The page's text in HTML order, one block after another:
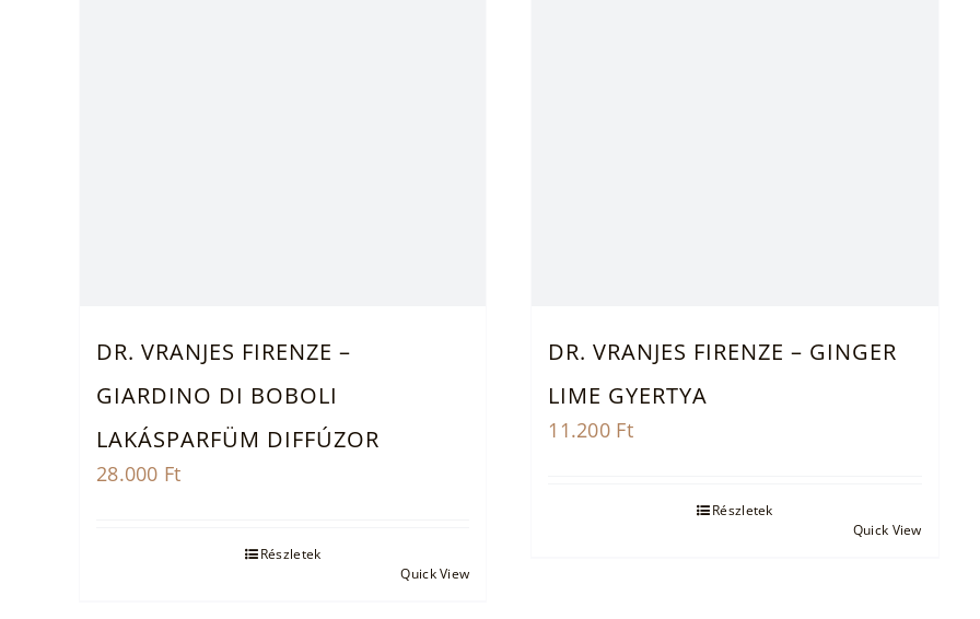
DR. VRANJES FIRENZE –
GIARDINO DI BOBOLI
LAKÁSPARFÜM DIFFÚZOR
28.000 Ft
Részletek
Quick View
DR. VRANJES FIRENZE – GINGER
LIME GYERTYA
11.200 Ft
Részletek
Quick View